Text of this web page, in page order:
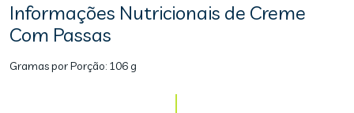
Informações Nutricionais de Creme
Com Passas
Gramas por Porção: 106 g